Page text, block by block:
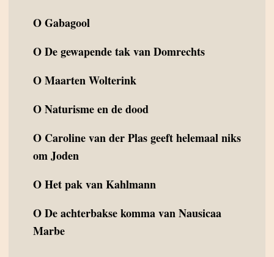
OGabagool
ODe gewapende tak van Domrechts
OMaarten Wolterink
ONaturisme en de dood
O Caroline van der Plas geeft helemaal niks
om Joden
OHet pak van Kahlmann
ODe achterbakse komma van Nausicaa
Marbe